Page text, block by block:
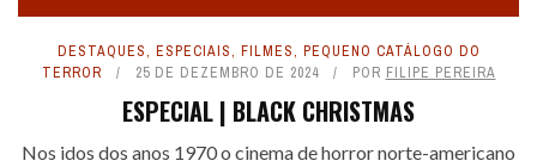
DESTAQUES, ESPECIAIS, FILMES, PEQUENO CATÁLOGO DO
TERROR
25 DE DEZEMBRO DE 2024 POR FILIPE PEREIRA
ESPECIAL | BLACK CHRISTMAS
Nos idos dos anos 1970 o cinema de horror norte-americano